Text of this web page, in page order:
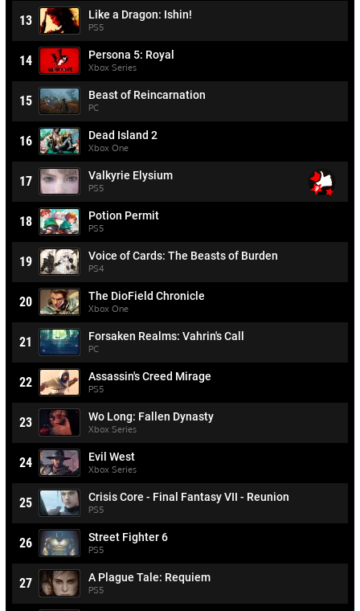
13 Like a Dragon: Ishin!
PS5
14 Persona 5: Royal
Xbox Series
15 Beast of Reincarnation
PC
16 Dead Island 2
Xbox One
17 Valkyrie Elysium
PS5
18 Potion Permit
PS5
19 Voice of Cards: The Beasts of Burden
PS4
20 The DioField Chronicle
Xbox One
21 Forsaken Realms: Vahrin's Call
PC
22 Assassin's Creed Mirage
PS5
23 Wo Long: Fallen Dynasty
Xbox Series
24 Evil West
Xbox Series
25 Crisis Core - Final Fantasy VII - Reunion
PS5
26 Street Fighter 6
PS5
27 A Plague Tale: Requiem
PS5